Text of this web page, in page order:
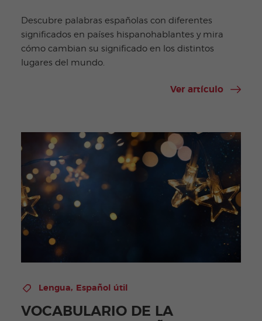
Descubre palabras españolas con diferentes
significados en países hispanohablantes y mira
cómo cambian su significado en los distintos
lugares del mundo.
Ver artículo
Lengua, Español útil
VOCABULARIO DE LA